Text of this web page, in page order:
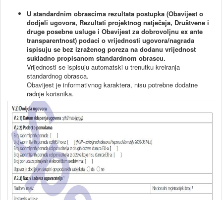
U standardnim obrascima rezultata postupka (Obavijest o
dodjeli ugovora, Rezultati projektnog natječaja, Društvene i
druge posebne usluge i Obavijest za dobrovoljnu ex ante
transparentnost) podaci o vrijednosti ugovora/nagrada
ispisuju se bez izraženog poreza na dodanu vrijednost
sukladno propisanom standardnom obrascu.
Vrijednosti se ispisuju automatski u trenutku kreiranja
standardnog obrasca.
Obavijest je informativnog karaktera, nisu potrebne dodatne
radnje korisnika.